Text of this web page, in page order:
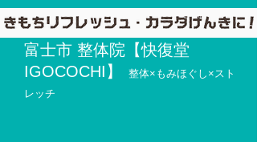
富士市 整体院【快復堂
IGOCOCHI】
整体×もみほぐし×スト
レッチ